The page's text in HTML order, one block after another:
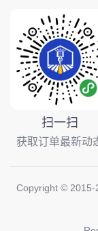
扫一扫
获取订单最新动
Copyright © 2015-